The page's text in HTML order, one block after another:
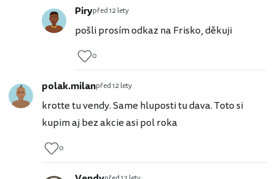
Pirypřed 12 lety
pošli prosím odkaz na Frisko, děkuji
0
polak.milanpřed 12 lety
krotte tu vendy. Same hluposti tu dava. Toto si
kupim aj bez akcie asi pol roka
0